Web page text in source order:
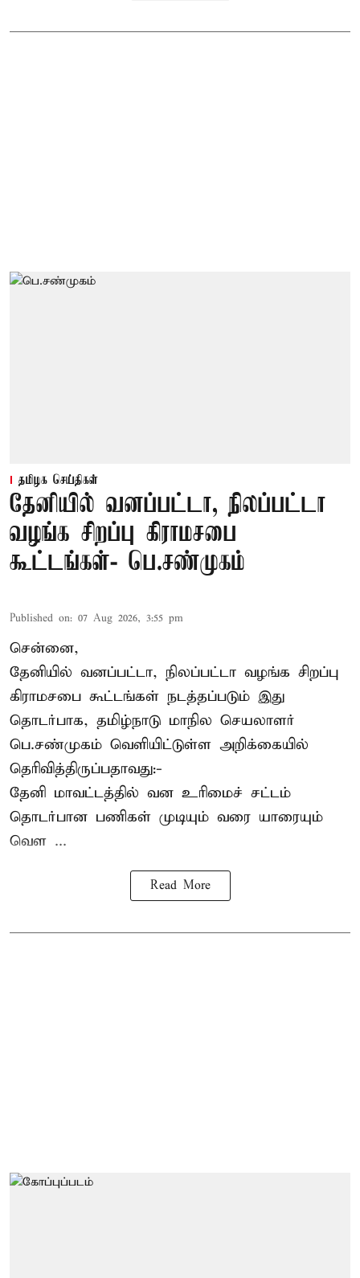
தமிழக செய்திகள்
தேனியில் வனப்பட்டா, நிலப்பட்டா
வழங்க சிறப்பு கிராமசபை
கூட்டங்கள்- பெ.சண்முகம்
Published on: 07 Aug 2026, 3:55 pm
சென்னை,
தேனியில் வனப்பட்டா, நிலப்பட்டா வழங்க சிறப்பு
கிராமசபை கூட்டங்கள் நடத்தப்படும் இது
தொடர்பாக, தமிழ்நாடு மாநில செயலாளர்
பெ.சண்முகம் வெளியிட்டுள்ள அறிக்கையில்
தெரிவித்திருப்பதாவது:-
தேனி மாவட்டத்தில் வன உரிமைச் சட்டம்
தொடர்பான பணிகள் முடியும் வரை யாரையும்
வெள ...
Read More